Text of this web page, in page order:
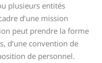
plusieurs entités
d’une mission
peut prendre la forme
d’une convention de
de personnel.